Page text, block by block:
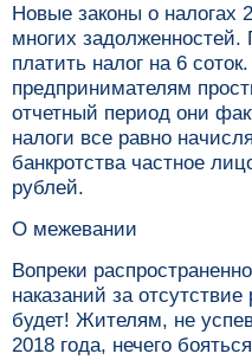
Новые законы о налогах
многих
платить налог на 6
предпринимателям
отчетный период они
налоги все равно
банкротства частное
рублей.
О межевании
Вопреки
наказаний за
будет! Жителям, не
2018 года, нечего